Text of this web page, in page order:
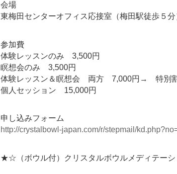
会場
東梅田センターオフィス応接室（梅田駅徒歩５分
参加費
体験レッスンのみ 3,500円
瞑想会のみ 3,500円
体験レッスン＆瞑想会 両方 7,000円→ 特別
個人セッション 15,000円
申し込みフォーム
http://crystalbowl-japan.com/r/stepmail/
★☆（ボウル付）クリスタルボウルメディテー